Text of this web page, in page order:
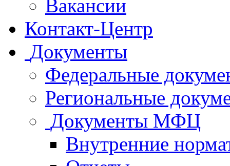
Вакансии
Контакт-Центр
Документы
Федеральные
Региональные
Документы МФЦ
Внутренние